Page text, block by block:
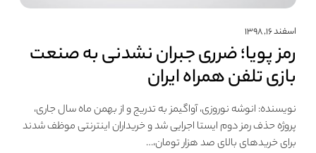
اسفند ۱۶, ۱۳۹۸
رمز پویا؛ ضرری جبران نشدنی به صنعت
بازی تلفن همراه ایران
نویسنده: انوشه نوروزی، آواگیمز به تدریج و از بهمن ماه سال جاری،
پروژه حذف رمز دوم ایستا اجرایی شد و خریداران اینترنتی موظف شدند
برای خریدهای بالای صد هزار تومان،…